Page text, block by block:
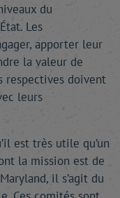
du
Les
apporter leur
la valeur de
respectives doivent
leurs
est très utile qu’un
la mission est de
il s’agit du